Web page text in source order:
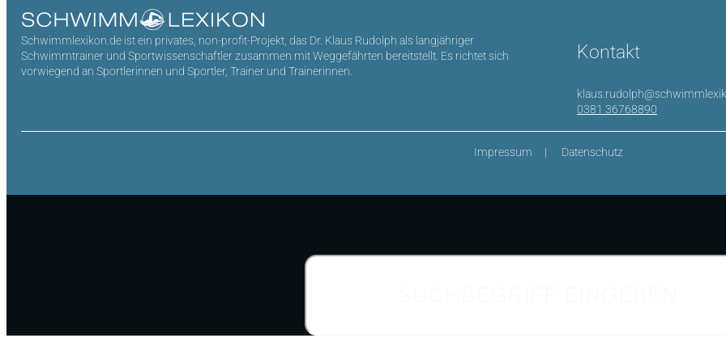
Schwimmlexikon.de ist ein privates, non-profit-Projekt, das Dr. Klaus Rudolph als langjähriger
Schwimmtrainer und Sportwissenschaftler zusammen mit Weggefährten bereitstellt. Es richtet sich
vorwiegend an Sportlerinnen und Sportler, Trainer und Trainerinnen.
Kontakt
0381 36768890
Impressum Datenschutz
Suchen